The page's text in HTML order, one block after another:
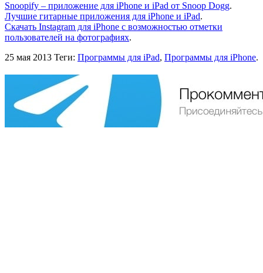
Snoopify – приложение для iPhone и iPad от Snoop Dogg.
Лучшие гитарные приложения для iPhone и iPad.
Скачать Instagram для iPhone с возможностью отметки
пользователей на фотографиях.
25 мая 2013 Теги: Программы для iPad, Программы для iPhone.